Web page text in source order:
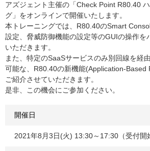
アズジェント主催の「Check Point R80.40
グ」をオンラインで開催いたします。
本トレーニングでは、R80.40のSmart
設定、脅威防御機能の設定等のGUIの操作を
いただきます。
また、特定のSaaSサービスのみ別回線を経
可能な、R80.40の新機能(Application-Based
ご紹介させていただきます。
是非、この機会にご参加ください。
開催日
2021年8月3日(火) 13:30～17:30（受付開